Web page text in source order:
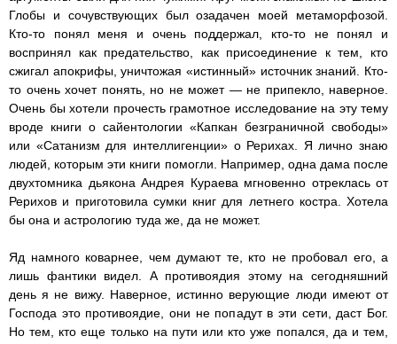
Глобы и сочувствующих был озадачен моей метаморфозой.
Кто-то понял меня и очень поддержал, кто-то не понял и
воспринял как предательство, как присоединение к тем, кто
сжигал апокрифы, уничтожая «истинный» источник знаний. Кто-
то очень хочет понять, но не может — не припекло, наверное.
Очень бы хотели прочесть грамотное исследование на эту тему
вроде книги о сайентологии «Капкан безграничной свободы»
или «Сатанизм для интеллигенции» о Рерихах. Я лично знаю
людей, которым эти книги помогли. Например, одна дама после
двухтомника дьякона Андрея Кураева мгновенно отреклась от
Рерихов и приготовила сумки книг для летнего костра. Хотела
бы она и астрологию туда же, да не может.
Яд намного коварнее, чем думают те, кто не пробовал его, а
лишь фантики видел. А противоядия этому на сегодняшний
день я не вижу. Наверное, истинно верующие люди имеют от
Господа это противоядие, они не попадут в эти сети, даст Бог.
Но тем, кто еще только на пути или кто уже попался, да и тем,